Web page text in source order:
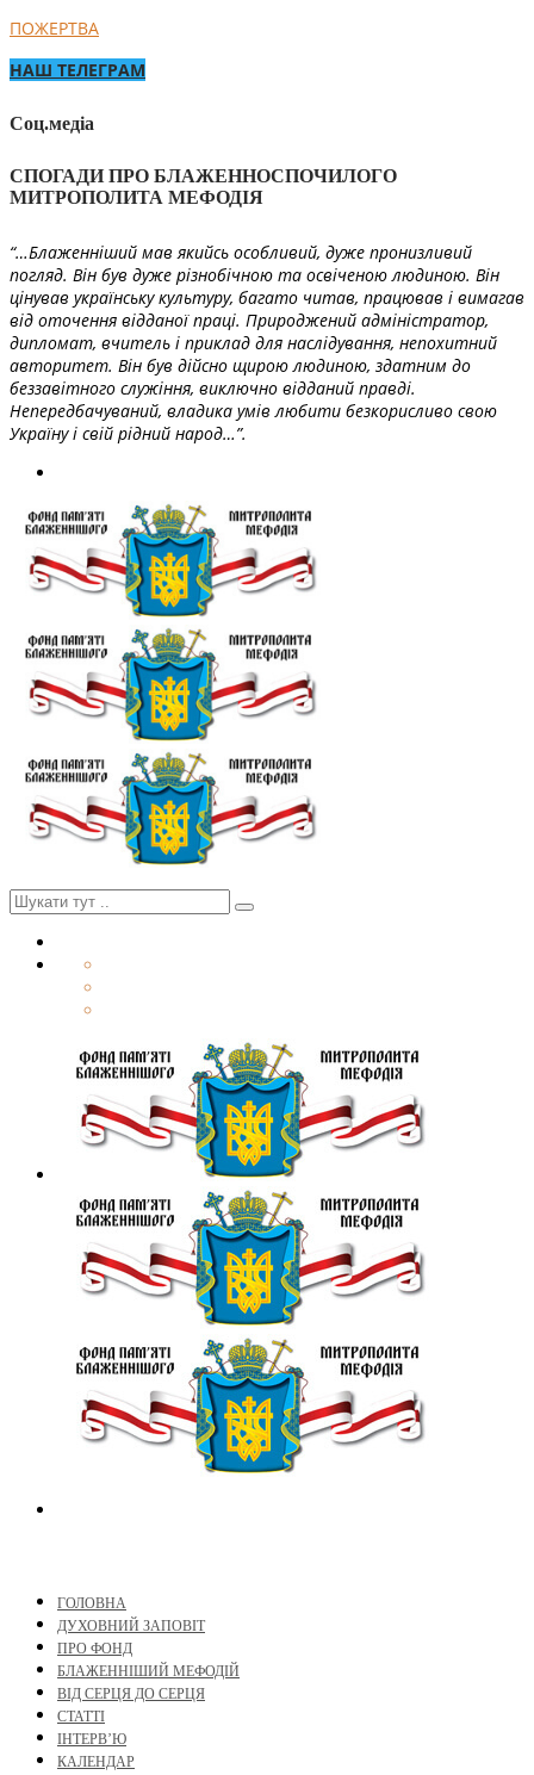
ПОЖЕРТВА
НАШ ТЕЛЕГРАМ
Соц.медіа
СПОГАДИ ПРО БЛАЖЕННОСПОЧИЛОГО
МИТРОПОЛИТА МЕФОДІЯ
“…Блаженніший мав якийсь особливий, дуже пронизливий
погляд. Він був дуже різнобічною та освіченою людиною. Він
цінував українську культуру, багато читав, працював і вимагав
від оточення відданої праці. Природжений адміністратор,
дипломат, вчитель і приклад для наслідування, непохитний
авторитет. Він був дійсно щирою людиною, здатним до
беззавітного служіння, виключно відданий правді.
Непередбачуваний, владика умів любити безкорисливо свою
Україну і свій рідний народ…”.
ГОЛОВНА
ДУХОВНИЙ ЗАПОВІТ
ПРО ФОНД
БЛАЖЕННІШИЙ МЕФОДІЙ
ВІД СЕРЦЯ ДО СЕРЦЯ
СТАТТІ
ІНТЕРВ’Ю
КАЛЕНДАР